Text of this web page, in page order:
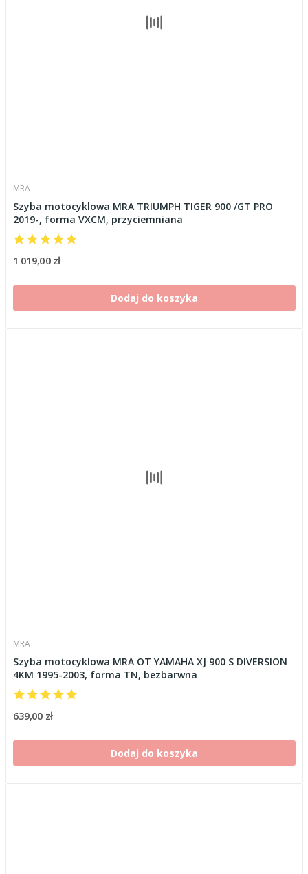
MRA
Szyba motocyklowa MRA TRIUMPH TIGER 900 /GT PRO
2019-, forma VXCM, przyciemniana
1 019,00 zł
Dodaj do koszyka
MRA
Szyba motocyklowa MRA OT YAMAHA XJ 900 S DIVERSION
4KM 1995-2003, forma TN, bezbarwna
639,00 zł
Dodaj do koszyka